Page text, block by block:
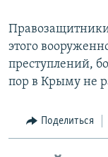
Правозащитники
этого
преступлений,
пор в Крыму не
Поделиться